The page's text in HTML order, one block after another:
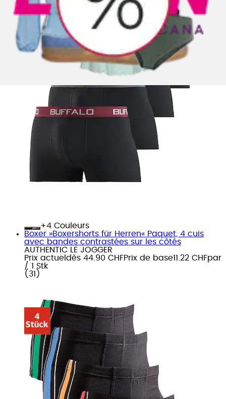
+
Couleurs
Boxer »Boxershorts für Herren« Paquet, 4 cuis
avec bandes contrastées sur les côtés
AUTHENTIC LE JOGGER
Prix actuel dès 44.90 CHFPrix de base11.22 CHFpar
/ 1 Stk
( 31 )